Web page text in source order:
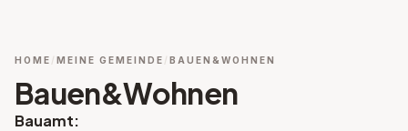
HOME MEINE GEMEINDE BAUEN&WOHNEN
Bauen&Wohnen
Bauamt: